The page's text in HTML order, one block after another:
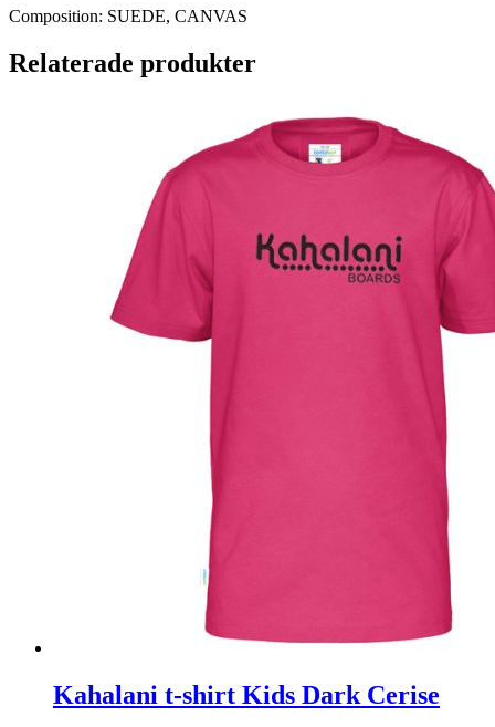
Composition: SUEDE, CANVAS
Relaterade produkter
Kahalani t-shirt Kids Dark Cerise